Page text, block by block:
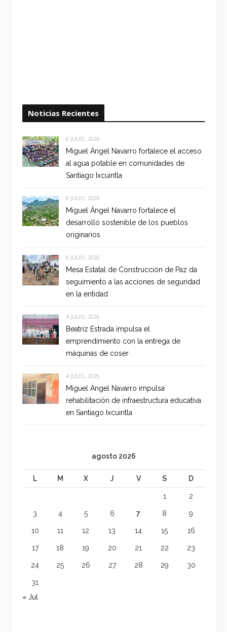
Noticias Recientes
6 JULIO, 2026
Miguel Ángel Navarro fortalece el acceso
al agua potable en comunidades de
Santiago Ixcuintla
6 JULIO, 2026
Miguel Ángel Navarro fortalece el
desarrollo sostenible de los pueblos
originarios
6 JULIO, 2026
Mesa Estatal de Construcción de Paz da
seguimiento a las acciones de seguridad
en la entidad
4 JULIO, 2026
Beatriz Estrada impulsa el
emprendimiento con la entrega de
máquinas de coser
4 JULIO, 2026
Miguel Ángel Navarro impulsa
rehabilitación de infraestructura educativa
en Santiago Ixcuintla
agosto 2026
L M X J V S D
1 2
3 4 5 6 7 8 9
10 11 12 13 14 15 16
17 18 19 20 21 22 23
24 25 26 27 28 29 30
31
« Jul